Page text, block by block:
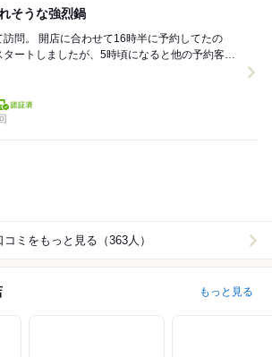
そうな強烈鍋
予約してたの
ートしましたが、5時頃になると他の予約客が
コミをもっと見る（363人）
もっと見る